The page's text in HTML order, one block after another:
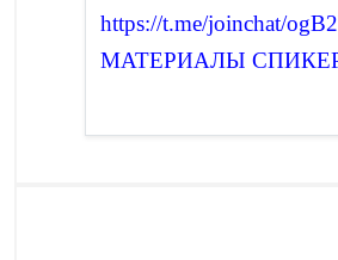
https://t.me/joinchat/
МАТЕРИАЛЫ